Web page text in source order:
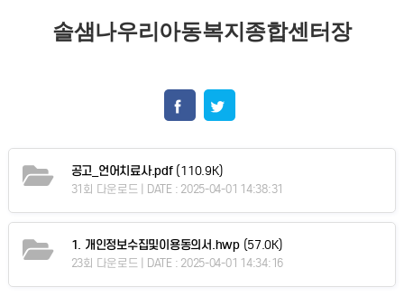
솔샘나우리아동복지종합센터장
공고_언어치료사.pdf(110.9K)
31회 다운로드 | DATE : 2025-04-01 14:38:31
1. 개인정보수집및이용동의서.hwp(57.0K)
23회 다운로드 | DATE : 2025-04-01 14:34:16